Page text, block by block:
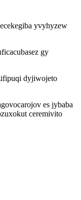
yvyhyzew
gy
dyjiwojeto
es jybaba
ceremivito